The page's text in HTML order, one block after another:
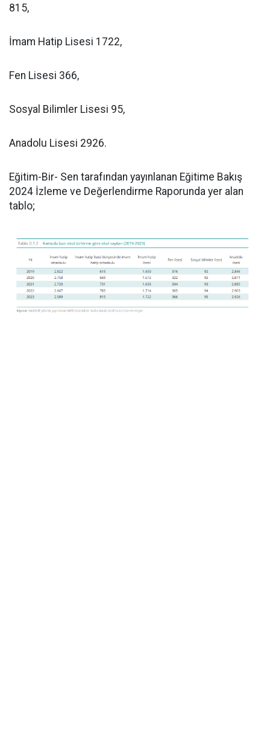
815,
İmam Hatip Lisesi 1722,
Fen Lisesi 366,
Sosyal Bilimler Lisesi 95,
Anadolu Lisesi 2926.
Eğitim-Bir- Sen tarafından yayınlanan Eğitime Bakış
2024 İzleme ve Değerlendirme Raporunda yer alan
tablo;